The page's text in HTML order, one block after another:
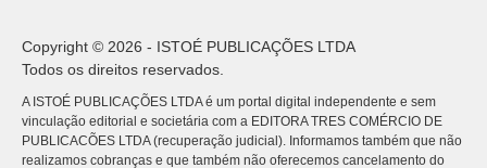
Copyright © 2026 - ISTOÉ PUBLICAÇÕES LTDA
Todos os direitos reservados.
A ISTOÉ PUBLICAÇÕES LTDA é um portal digital independente e sem
vinculação editorial e societária com a EDITORA TRES COMÉRCIO DE
PUBLICACÕES LTDA (recuperação judicial). Informamos também que não
realizamos cobranças e que também não oferecemos cancelamento do